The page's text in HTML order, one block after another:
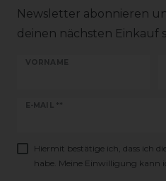
Newsletter abonnieren
deinen nächsten Einkauf
VORNAME
E-MAIL **
Newsletter
Hiermit bestätige ich, dass ich
habe. Meine Einwilligung kann